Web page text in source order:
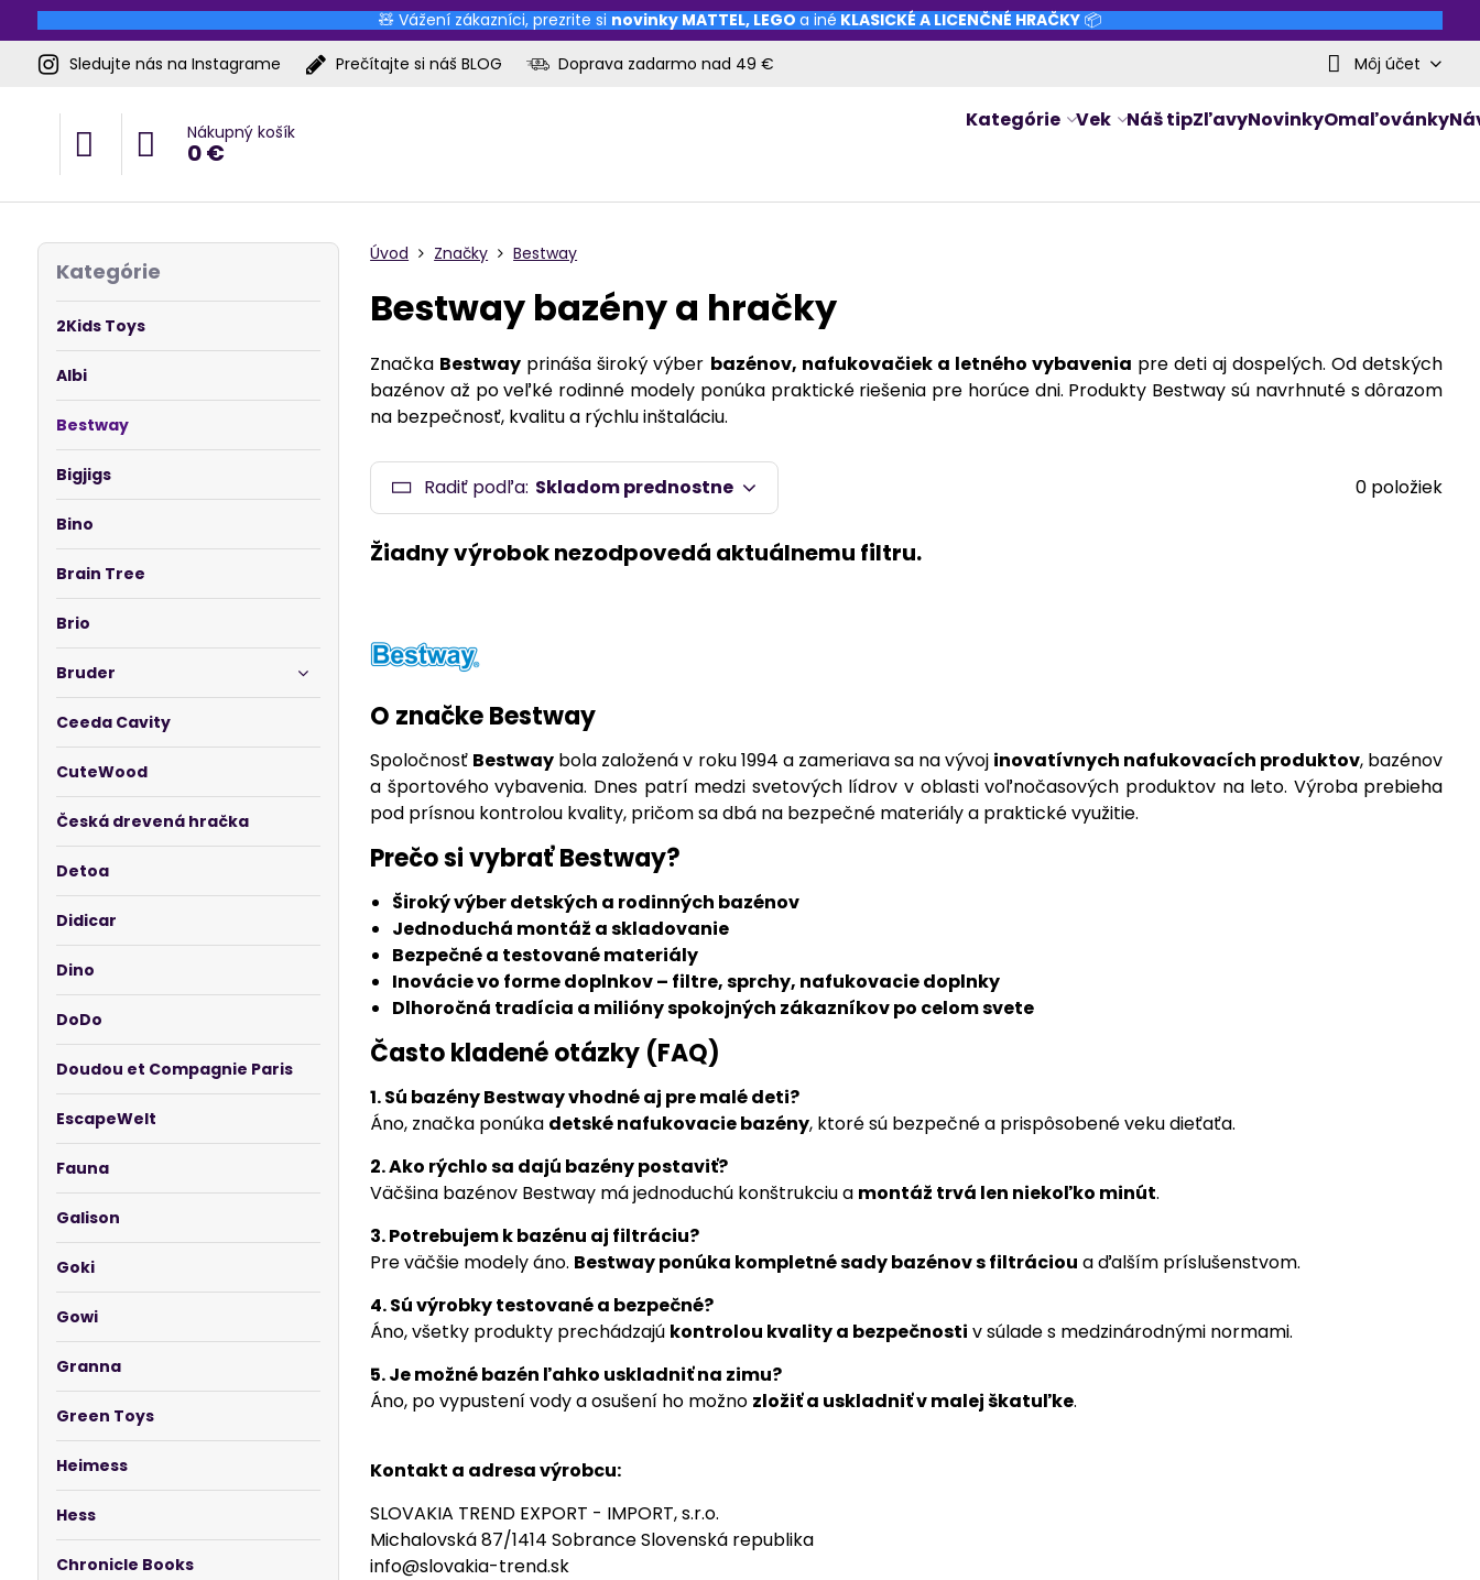
🧸 Vážení zákazníci, prezrite si novinky MATTEL, LEGO a iné KLASICKÉ A LICENČNÉ HRAČKY📦
Sledujte nás na Instagrame
Prečítajte si náš BLOG Doprava zadarmo nad 49 € Môj účet
Nákupný košík
0 €
Kategórie Vek Náš tipZľavyNovinkyOmaľovánky
Úvod Značky Bestway
Bestway bazény a hračky
Značka Bestway prináša široký výber bazénov, nafukovačiek a letného vybavenia pre deti aj dospelých. Od detských
bazénov až po veľké rodinné modely ponúka praktické riešenia pre horúce dni. Produkty Bestway sú navrhnuté s dôrazom
na bezpečnosť, kvalitu a rýchlu inštaláciu.
Radiť podľa: Skladom prednostne 0 položiek
O značke Bestway
Spoločnosť Bestway bola založená v roku 1994 a zameriava sa na vývoj inovatívnych nafukovacích produktov, bazénov
a športového vybavenia. Dnes patrí medzi svetových lídrov v oblasti voľnočasových produktov na leto. Výroba prebieha
pod prísnou kontrolou kvality, pričom sa dbá na bezpečné materiály a praktické využitie.
Prečo si vybrať Bestway?
Široký výber detských a rodinných bazénov
Jednoduchá montáž a skladovanie
Bezpečné a testované materiály
Inovácie vo forme doplnkov – filtre, sprchy, nafukovacie doplnky
Dlhoročná tradícia a milióny spokojných zákazníkov po celom svete
Často kladené otázky (FAQ)
1. Sú bazény Bestway vhodné aj pre malé deti?
Áno, značka ponúka detské nafukovacie bazény, ktoré sú bezpečné a prispôsobené veku dieťaťa.
2. Ako rýchlo sa dajú bazény postaviť?
Väčšina bazénov Bestway má jednoduchú konštrukciu a montáž trvá len niekoľko minút.
3. Potrebujem k bazénu aj filtráciu?
Pre väčšie modely áno. Bestway ponúka kompletné sady bazénov s filtráciou a ďalším príslušenstvom.
4. Sú výrobky testované a bezpečné?
Áno, všetky produkty prechádzajú kontrolou kvality a bezpečnosti v súlade s medzinárodnými normami.
5. Je možné bazén ľahko uskladniť na zimu?
Áno, po vypustení vody a osušení ho možno zložiť a uskladniť v malej škatuľke.
Kontakt a adresa výrobcu:
SLOVAKIA TREND EXPORT - IMPORT, s.r.o.
Michalovská 87/1414 Sobrance Slovenská republika
info@slovakia-trend.sk
Kategórie
2Kids Toys
Albi
Bestway
Bigjigs
Bino
Brain Tree
Brio
Bruder
Ceeda Cavity
CuteWood
Česká drevená hračka
Detoa
Didicar
Dino
DoDo
Doudou et Compagnie Paris
EscapeWelt
Fauna
Galison
Goki
Gowi
Granna
Green Toys
Heimess
Hess
Chronicle Books